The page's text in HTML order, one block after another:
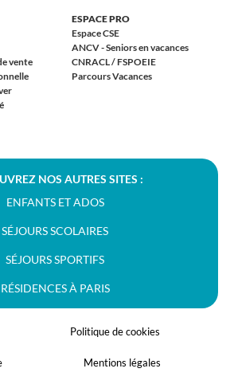
vente
ESPACE PRO
Espace CSE
ANCV - Seniors en vacances
CNRACL / FSPOEIE
Parcours Vacances
NOS AUTRES SITES :
ENFANTS ET ADOS
SÉJOURS SCOLAIRES
SÉJOURS SPORTIFS
RÉSIDENCES À PARIS
Politique de cookies
Mentions légales